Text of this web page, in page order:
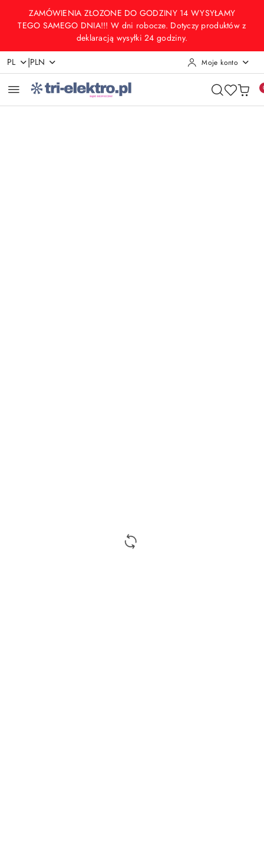
Przejdź do treści głównej
Przejdź do wyszukiwarki
Przejdź do moje konto
Przejdź do menu głównego
Przejdź do opisu produktu
Przejdź do stopki
ZAMÓWIENIA ZŁOZONE DO GODZINY 14 WYSYŁAMY
TEGO SAMEGO DNIA!!! W dni robocze. Dotyczy produktów z
deklaracją wysyłki 24 godziny.
PL |PLN Moje konto